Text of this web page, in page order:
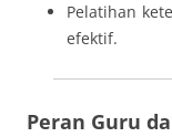
Pelatihan
efektif.
Peran Guru